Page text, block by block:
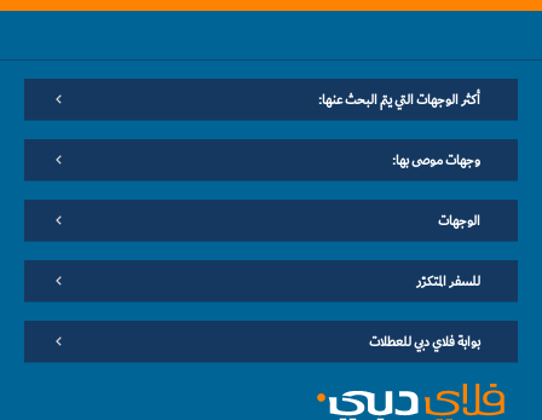
أكثر الوجهات التي يتم البحث عنها:
وجهات موصى بها:
الوجهات
للسفر المتكرّر
بوابة فلاي دبي للعطلات